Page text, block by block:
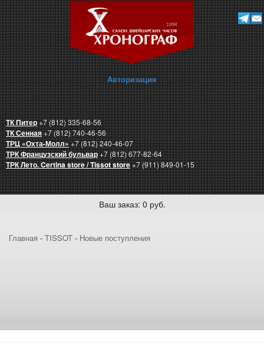
Авторизация
ТК Питер+7 (812) 335-68-56
ТК Сенная+7 (812) 740-46-56
ТРЦ «Охта-Молл»+7 (812) 240-46-07
ТРК Французский бульвар+7 (812) 677-82-64
ТРК Лето. Certina store / Tissot store+7 (911) 849-01-15
Ваш заказ: 0 руб.
Главная - TISSOT - Новые поступления